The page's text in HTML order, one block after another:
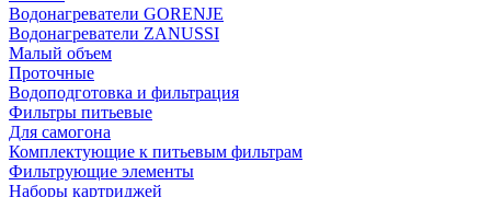
Водонагреватели GORENJE
Водонагреватели ZANUSSI
Малый объем
Проточные
Водоподготовка и фильтрация
Фильтры питьевые
Для самогона
Комплектующие к питьевым фильтрам
Фильтрующие элементы
Наборы картриджей